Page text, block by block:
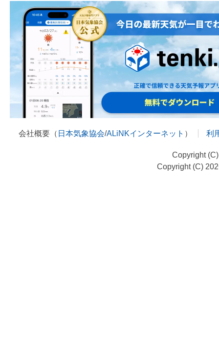
会社概要（ 日本気象協会/ALiNKインターネット ） 利
Copyright
Copyright (C)